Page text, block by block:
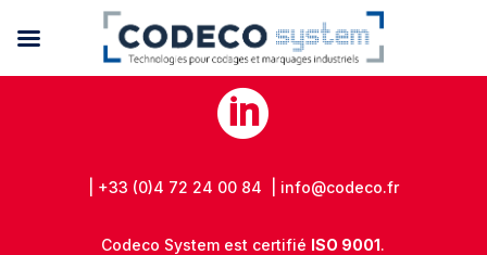

| +33 (0)4 72 24 00 84 | info@codeco.fr
Codeco System est certifié ISO 9001.